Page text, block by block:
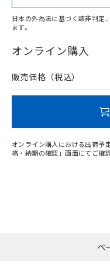
在庫等で未対応品が混
問い合わせください。
日本の外為法に基づく該非判定
ます。
オンライン購入
販売価格（税込）
オンライン購入における出荷予
格・納期の確認」画面にてご確
ペ